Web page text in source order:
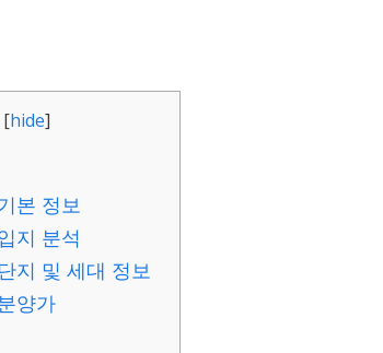
[hide]
본 정보
지 분석
지 및 세대 정보
양가